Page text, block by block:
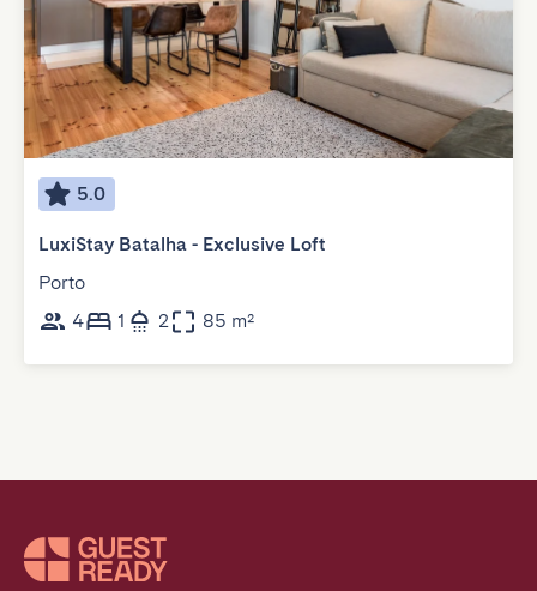
5.0
LuxiStay Batalha - Exclusive Loft
Porto
4
1 2 85 m²